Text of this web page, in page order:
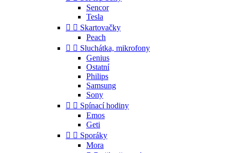
Sencor
Tesla
  Skartovačky
Peach
  Sluchátka, mikrofony
Genius
Ostatní
Philips
Samsung
Sony
  Spínací hodiny
Emos
Geti
  Sporáky
Mora